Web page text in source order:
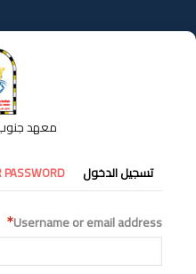
إلى
المحتوى
معهد
التبويبات
الأساسية
تسجيل الدخول PASSWORD
Username or email address